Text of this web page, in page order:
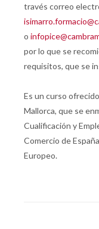
través correo
o
por lo que se
requisitos, que se
Es un curso
Mallorca, que se
Cualificación y
Comercio de
Europeo.